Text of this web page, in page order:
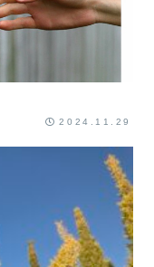
2024.11.29